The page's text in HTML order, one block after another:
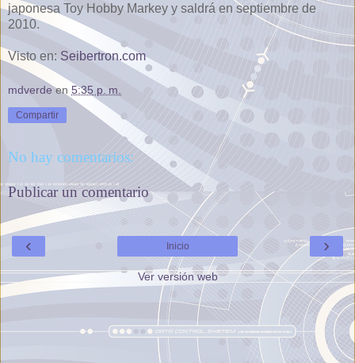
japonesa Toy Hobby Markey y saldrá en septiembre de
2010.
Visto en: Seibertron.com
mdverde en 5:35 p. m.
Compartir
No hay comentarios:
Publicar un comentario
‹ ›
Inicio
Ver versión web